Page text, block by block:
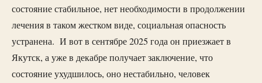
состояние стабильное, нет необходимости в продолжении
лечения в таком жестком виде, социальная опасность
устранена. И вот в сентябре 2025 года он приезжает в
Якутск, а уже в декабре получает заключение, что
состояние ухудшилось, оно нестабильно, человек